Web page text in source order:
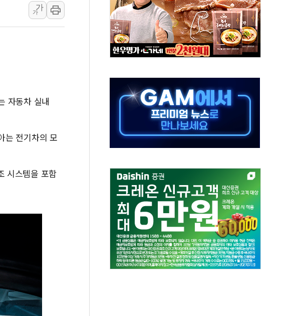
中 전방위 아파트 부양, 수도 베이징도 부동산 규제 철폐
인제 용대리 계곡서 수위 상승으로 피서객 7명 고립…전원 구조
동해시, 11~14일 '별똥별 멍' 운영…페르세우스 유성우 관측
강원 중·남부 동해안 시간당 50mm 이상 폭우…호우경보 발효
폭염에 車 운전면허 기능시험 오전 집중 편성…체감온도 38도 넘으면 중단
가
가
자동차 실내
는 전기차의 모
시스템을 포함